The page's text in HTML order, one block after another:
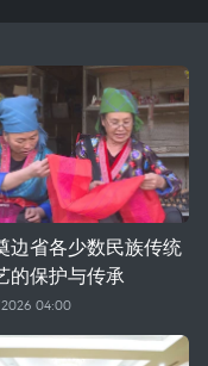
边省各少数民族传统
的保护与传承
04:00